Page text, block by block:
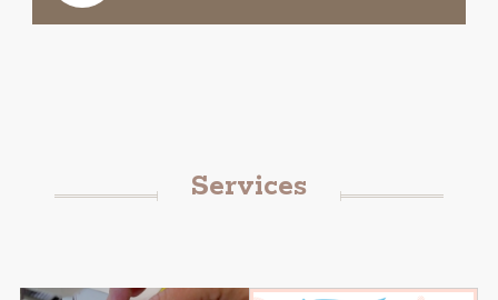
Services